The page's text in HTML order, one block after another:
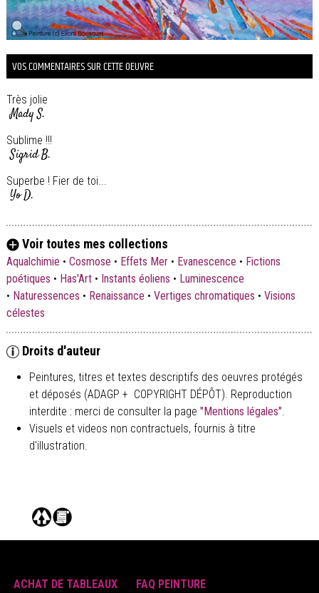
VOS COMMENTAIRES SUR CETTE OEUVRE
Très jolie
Mady S.
Sublime !!!
Sigrid B.
Superbe ! Fier de toi...
Yo D.
Voir toutes mes collections
Aqualchimie • Cosmose • Effets Mer• Evanescence • Fictions
poétiques • Has'Art• Instants éoliens • Luminescence
• Naturessences • Renaissance • Vertiges chromatiques • Visions
célestes
Droits d'auteur
Peintures, titres et textes descriptifs des oeuvres protégés
et déposés (ADAGP + COPYRIGHT DÉPÔT). Reproduction
interdite : merci de consulter la page "Mentions légales"
Visuels et videos non contractuels, fournis à titre
d'illustration.
ACHAT DE TABLEAUX
FAQ PEINTURE